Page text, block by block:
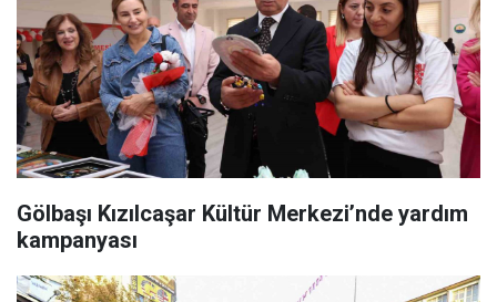
Gölbaşı Kızılcaşar Kültür Merkezi’nde yardım
kampanyası